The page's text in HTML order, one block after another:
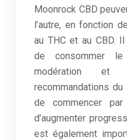
Moonrock CBD
l’autre, en fonction
au THC et au CBD.
de consommer
modération
recommandations
de commencer
d’augmenter
est également